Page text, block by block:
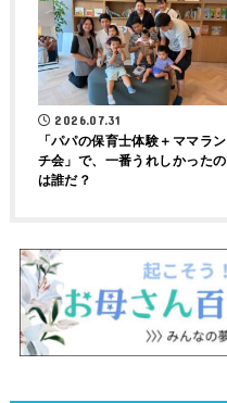
2026.07.31
「パパの保育士体験＋ママラン
チ会」で、一番うれしかったの
は誰だ？